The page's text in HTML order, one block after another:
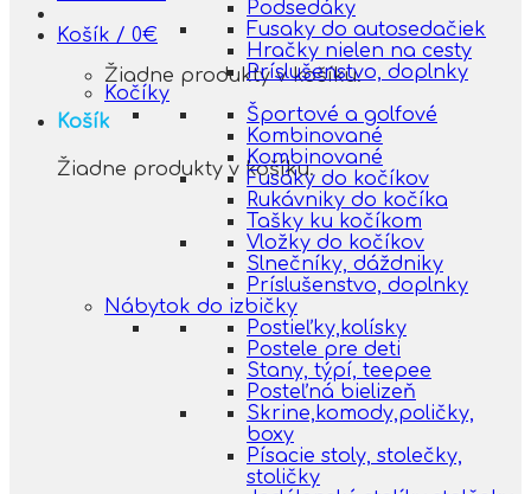
Košík / 0€
Žiadne produkty v košíku.
Košík
Žiadne produkty v košíku.
Podsedáky
Fusaky do autosedačiek
Hračky nielen na cesty
Príslušenstvo, doplnky
Kočíky
Športové a golfové
Kombinované
Kombinované
Fusáky do kočíkov
Rukávniky do kočíka
Tašky ku kočíkom
Vložky do kočíkov
Slnečníky, dáždniky
Príslušenstvo, doplnky
Nábytok do izbičky
Postieľky,kolísky
Postele pre deti
Stany, týpí, teepee
Posteľná bielizeň
Skrine,komody,poličky,
boxy
Písacie stoly, stolečky,
stoličky